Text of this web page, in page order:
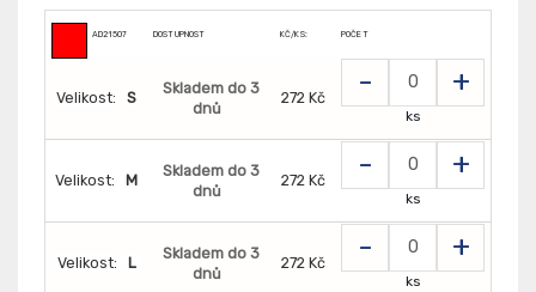
AD21507 DOSTUPNOST KČ/KS: POČET
Velikost: S
Skladem do 3
dnů
272 Kč - +
ks
Velikost: M
Skladem do 3
dnů
272 Kč - +
ks
Velikost: L
Skladem do 3
dnů
272 Kč - +
ks